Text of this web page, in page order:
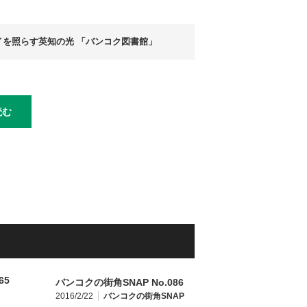
を照らす英知の光 「バンコク図書館」
む
バンコクの街角SNAP No.086
2016/2/22 バンコクの街角SNAP